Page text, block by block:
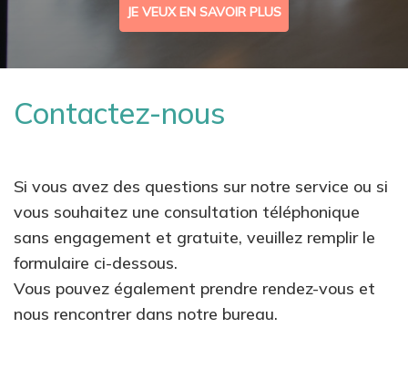
JE VEUX EN SAVOIR PLUS
Contactez-nous
Si vous avez des questions sur notre service ou si
vous souhaitez une consultation téléphonique
sans engagement et gratuite, veuillez remplir le
formulaire ci-dessous.
Vous pouvez également prendre rendez-vous et
nous rencontrer dans notre bureau.